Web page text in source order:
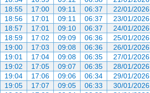
22/01/2026
06:37
09:11
17:00
18:55
23/01/2026
06:37
09:11
17:01
18:56
24/01/2026
06:37
09:10
17:01
18:57
25/01/2026
06:36
09:09
17:02
18:59
26/01/2026
06:36
09:08
17:03
19:00
27/01/2026
06:35
09:08
17:04
19:01
28/01/2026
06:35
09:07
17:05
19:02
29/01/2026
06:34
09:06
17:06
19:04
30/01/2026
06:33
09:05
17:07
19:05